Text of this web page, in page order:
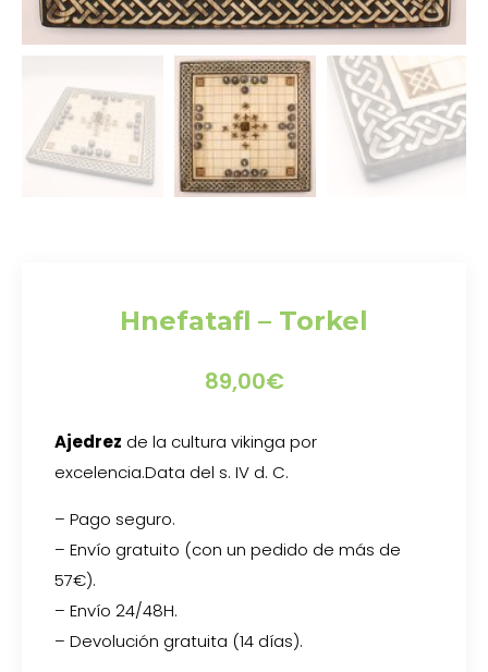
Hnefatafl – Torkel
89,00€
Ajedrez de la cultura vikinga por
excelencia.Data del s. IV d. C.
– Pago seguro.
– Envío gratuito (con un pedido de más de
57€).
– Envío 24/48H.
– Devolución gratuita (14 días).